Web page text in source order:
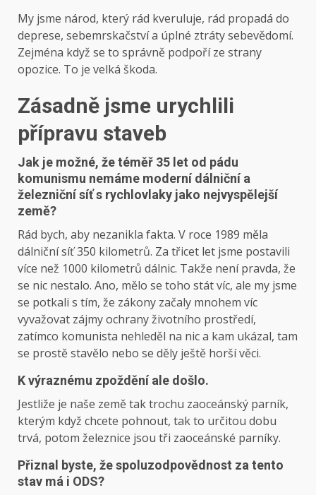
My jsme národ, který rád kveruluje, rád propadá do
deprese, sebemrskačství a úplné ztráty sebevědomí.
Zejména když se to správně podpoří ze strany
opozice. To je velká škoda.
Zásadně jsme urychlili
přípravu staveb
Jak je možné, že téměř 35 let od pádu
komunismu nemáme moderní dálniční a
železniční síť s rychlovlaky jako nejvyspělejší
země?
Rád bych, aby nezanikla fakta. V roce 1989 měla
dálniční síť 350 kilometrů. Za třicet let jsme postavili
více než 1000 kilometrů dálnic. Takže není pravda, že
se nic nestalo. Ano, mělo se toho stát víc, ale my jsme
se potkali s tím, že zákony začaly mnohem víc
vyvažovat zájmy ochrany životního prostředí,
zatímco komunista nehleděl na nic a kam ukázal, tam
se prostě stavělo nebo se děly ještě horší věci.
K výraznému zpoždění ale došlo.
Jestliže je naše země tak trochu zaoceánský parník,
kterým když chcete pohnout, tak to určitou dobu
trvá, potom železnice jsou tři zaoceánské parníky.
Přiznal byste, že spoluzodpovědnost za tento
stav má i ODS?